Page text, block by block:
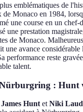
emblématiques de
Monaco en 1984,
une course en un
une prestation
de Monaco.
une avance considérable
performance reste
talent.
: Hunt
James Hunt et Niki